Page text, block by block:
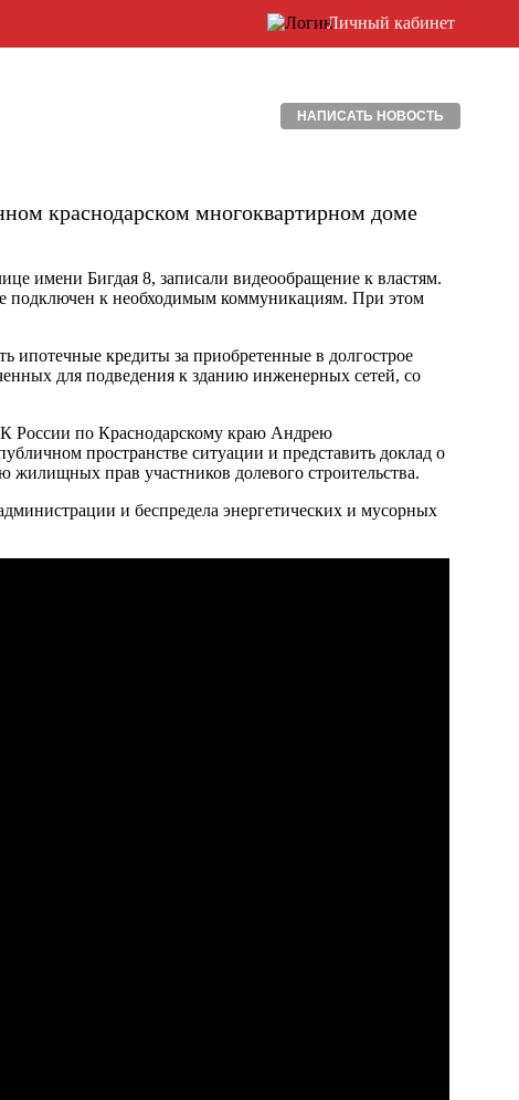
Личный кабинет
НАПИСАТЬ НОВОСТЬ
краснодарском многоквартирном доме
имени Бигдая 8, записали видеообращение к властям.
подключен к необходимым коммуникациям. При этом
ипотечные кредиты за приобретенные в долгострое
для подведения к зданию инженерных сетей, со
России по Краснодарскому краю Андрею
пространстве ситуации и представить доклад о
жилищных прав участников долевого строительства.
и беспредела энергетических и мусорных